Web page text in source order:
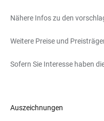
Nähere Infos zu den
Weitere Preise und
Sofern Sie Interesse haben
Auszeichnungen